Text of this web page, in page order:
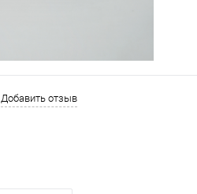
Добавить отзыв